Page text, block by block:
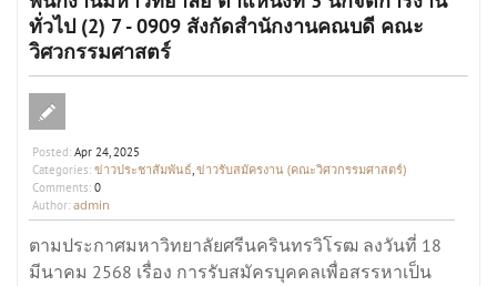
ทั่วไป (2) 7 - 0909 สังกัดสำนักงานคณบดี คณะ
วิศวกรรมศาสตร์
Posted: Apr 24, 2025
Categories: ข่าวประชาสัมพันธ์,ข่าวรับสมัครงาน (คณะวิศวกรรมศาสตร์)
Comments: 0
Author: admin
ตามประกาศมหาวิทยาลัยศรีนครินทรวิโรฒ ลงวันที่ 18
มีนาคม 2568 เรื่อง การรับสมัครบุคคลเพื่อสรรหาเป็น